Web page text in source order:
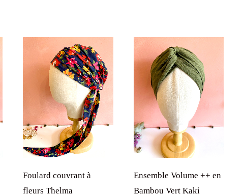
Foulard couvrant à
fleurs Thelma
Ensemble Volume ++ en
Bambou Vert Kaki